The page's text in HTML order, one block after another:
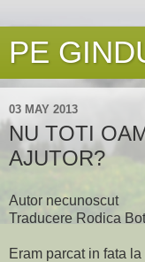
PE
03 MAY 2013
NU TOTI
AJUTOR?
Autor necunoscut
Traducere Rodica
Eram parcat in fata